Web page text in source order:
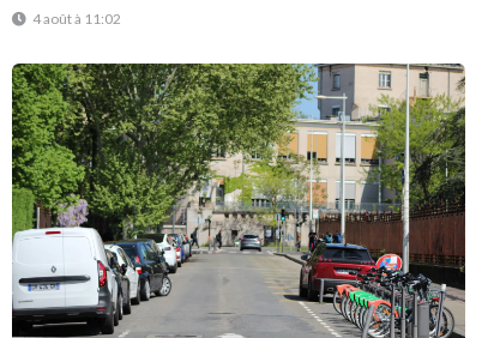
4 août à 11:02